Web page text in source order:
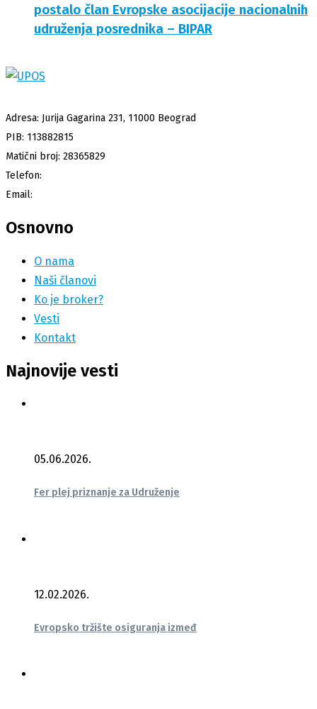
postalo član Evropske asocijacije nacionalnih
udruženja posrednika – BIPAR
Adresa: Jurija Gagarina 231, 11000 Beograd
PIB: 113882815
Matični broj: 28365829
Telefon:
Email:
Osnovno
O nama
Naši članovi
Ko je broker?
Vesti
Kontakt
Najnovije vesti
05.06.2026.
Fer plej priznanje za Udruženje
12.02.2026.
Evropsko tržište osiguranja izmeđ